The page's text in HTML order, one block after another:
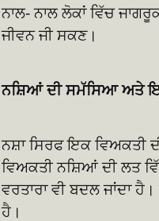
ਨਾਲ- ਨਾਲ ਲੋਕਾਂ ਵਿੱਚ
ਜੀਵਨ ਜੀ ਸਕਣ।
ਨਸ਼ਿਆਂ ਦੀ ਸਮੱਸਿਆ ਅਤੇ
ਨਸ਼ਾ ਸਿਰਫ ਇਕ ਵਿਅਕਤੀ
ਵਿਅਕਤੀ ਨਸ਼ਿਆਂ ਦੀ ਲਤ
ਵਰਤਾਰਾ ਵੀ ਬਦਲ ਜਾਂਦਾ
ਹੈ।